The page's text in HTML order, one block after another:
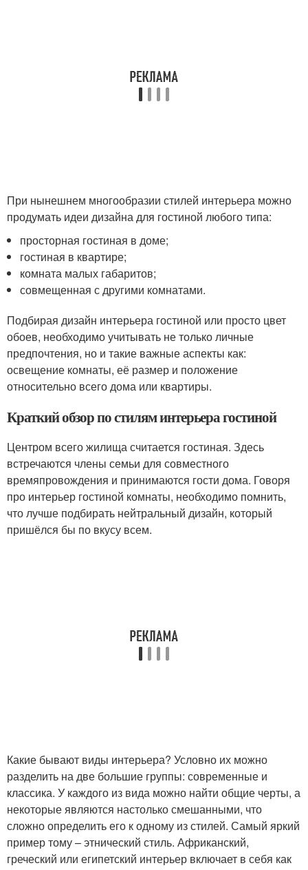
При нынешнем многообразии стилей интерьера можно
продумать идеи дизайна для гостиной любого типа:
просторная гостиная в доме;
гостиная в квартире;
комната малых габаритов;
совмещенная с другими комнатами.
Подбирая дизайн интерьера гостиной или просто цвет
обоев, необходимо учитывать не только личные
предпочтения, но и такие важные аспекты как:
освещение комнаты, её размер и положение
относительно всего дома или квартиры.
Краткий обзор по стилям интерьера гостиной
Центром всего жилища считается гостиная. Здесь
встречаются члены семьи для совместного
времяпровождения и принимаются гости дома. Говоря
про интерьер гостиной комнаты, необходимо помнить,
что лучше подбирать нейтральный дизайн, который
пришёлся бы по вкусу всем.
Какие бывают виды интерьера? Условно их можно
разделить на две большие группы: современные и
классика. У каждого из вида можно найти общие черты, а
некоторые являются настолько смешанными, что
сложно определить его к одному из стилей. Самый яркий
пример тому – этнический стиль. Африканский,
греческий или египетский интерьер включает в себя как